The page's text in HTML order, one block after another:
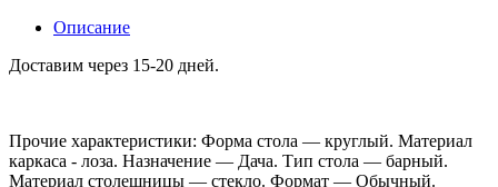
Описание
Доставим через 15-20 дней.
Прочие характеристики: Форма стола — круглый. Материал
каркаса - лоза. Назначение — Дача. Тип стола — барный.
Материал столешницы — стекло. Формат — Обычный.